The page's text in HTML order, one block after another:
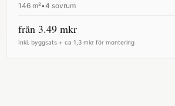
146 m²•4 sovrum
från 3.49 mkr
Inkl. byggsats + ca 1,3 mkr för montering